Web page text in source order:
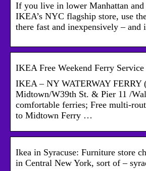
If you live in lower Manhattan
IKEA’s NYC flagship store, use
there fast and inexpensively – and
IKEA Free Weekend Ferry Service
IKEA – NY WATERWAY FERRY
Midtown/W39th St. & Pier 11 /
comfortable ferries; Free multi-
to Midtown Ferry …
Ikea in Syracuse: Furniture store
in Central New York, sort of –